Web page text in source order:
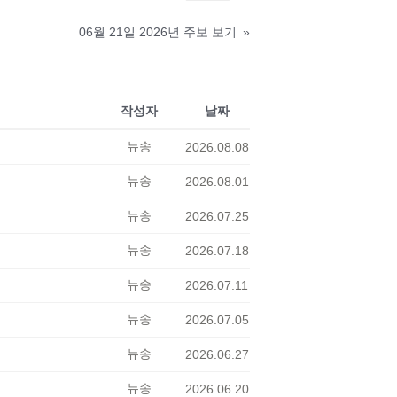
06월 21일 2026년 주보 보기 »
작성자 날짜
뉴송 2026.08.08
뉴송 2026.08.01
뉴송 2026.07.25
뉴송 2026.07.18
뉴송 2026.07.11
뉴송 2026.07.05
뉴송 2026.06.27
뉴송 2026.06.20